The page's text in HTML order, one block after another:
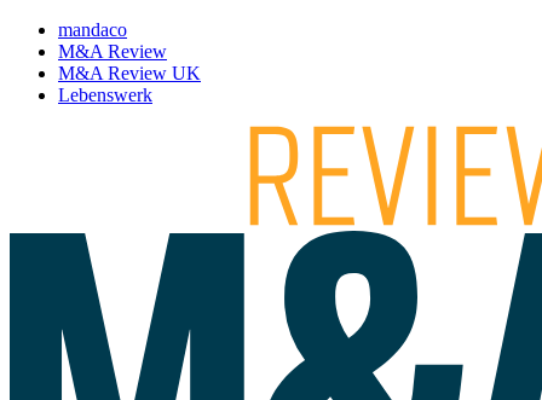
mandaco
M&A Review
M&A Review UK
Lebenswerk